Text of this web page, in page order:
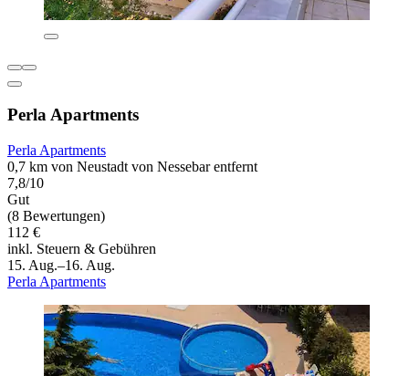
Perla Apartments
Perla Apartments
0,7 km von Neustadt von Nessebar entfernt
7,8/10
Gut
(8 Bewertungen)
112 €
inkl. Steuern & Gebühren
15. Aug.–16. Aug.
Perla Apartments